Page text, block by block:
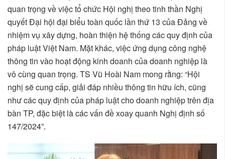
quan trọng về việc tổ chức Hội nghị theo tinh thần Nghị
quyết Đại hội đại biểu toàn quốc lần thứ 13 của Đảng về
nhiệm vụ xây dựng, hoàn thiện hệ thống các quy định của
pháp luật Việt Nam. Mặt khác, việc ứng dụng công nghệ
thông tin vào hoạt động kinh doanh của doanh nghiệp là
vô cùng quan trọng. TS Vũ Hoài Nam mong rằng: “Hội
nghị sẽ cung cấp, giải đáp nhiều thông tin hữu ích, cũng
như các quy định của pháp luật cho doanh nghiệp trên địa
bàn TP, đặc biệt là các vấn đề xoay quanh Nghị định số
147/2024”.